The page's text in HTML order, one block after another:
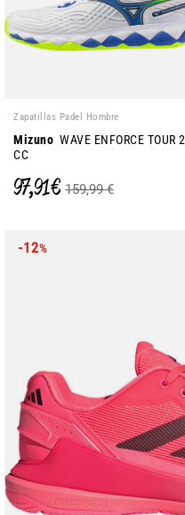
Zapatillas Padel Hombre
Mizuno WAVE ENFORCE TOUR 2
CC
97,91 € 159,99 €
-12%